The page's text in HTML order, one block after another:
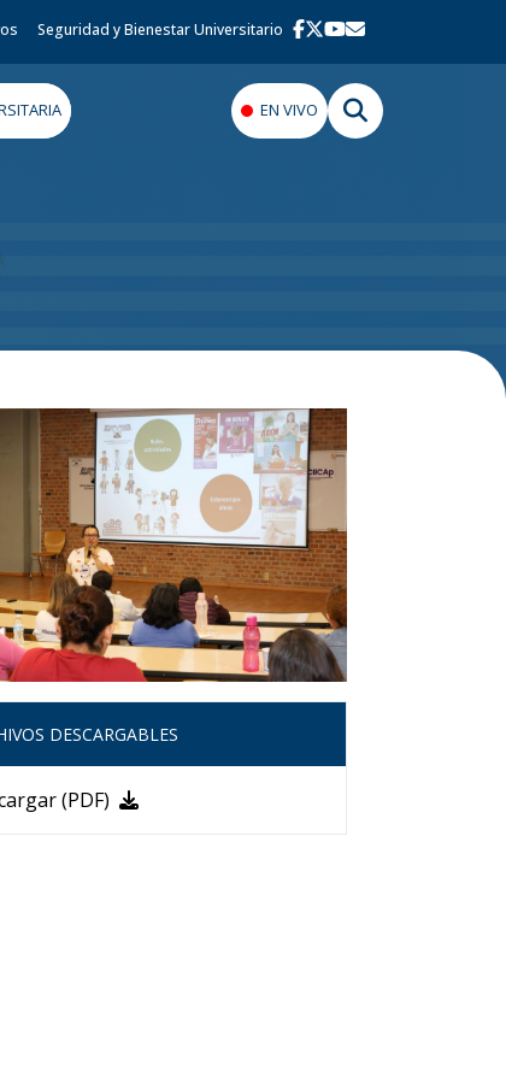
Seguridad y Bienestar Universitario
EN VIVO
DESCARGABLES
(PDF)